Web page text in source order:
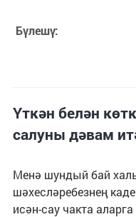
Бүлешү:
Үткән белән
салуны дәвам
Менә шундый бай
шәхесләребезнең
исән-сау чакта